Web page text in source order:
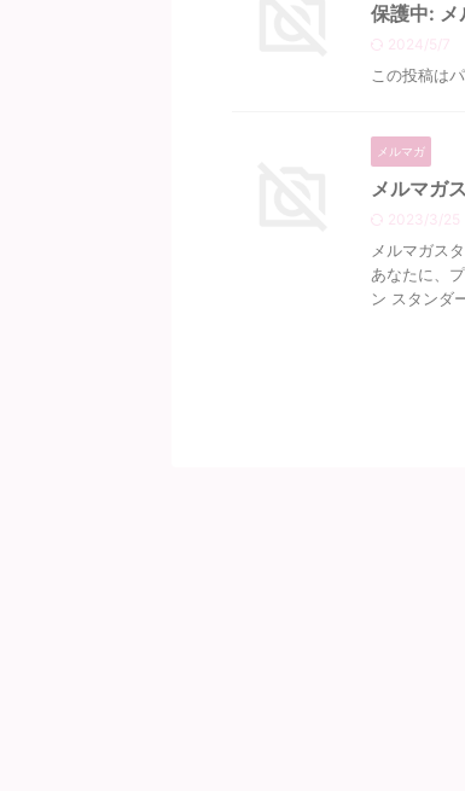
保護中: メ
2024/5/7
この投稿は
メルマガ
メルマガ
2023/3/25
メルマガス
あなたに、
ン スタンダ